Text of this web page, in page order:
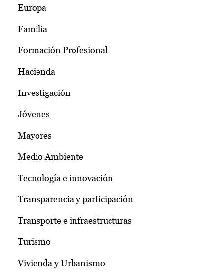
Europa
Familia
Formación Profesional
Hacienda
Investigación
Jóvenes
Mayores
Medio Ambiente
Tecnología e innovación
Transparencia y participación
Transporte e infraestructuras
Turismo
Vivienda y Urbanismo